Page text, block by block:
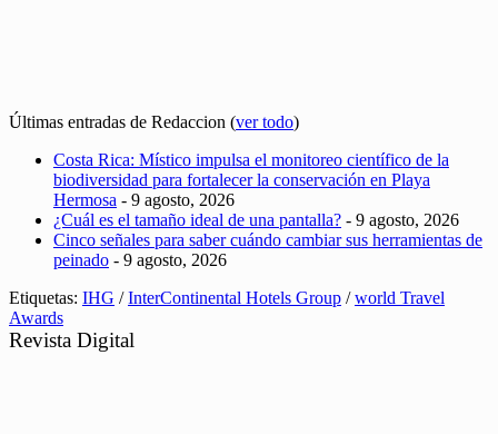
Últimas entradas de Redaccion (ver todo)
Costa Rica: Místico impulsa el monitoreo científico de la
biodiversidad para fortalecer la conservación en Playa
Hermosa - 9 agosto, 2026
¿Cuál es el tamaño ideal de una pantalla? - 9 agosto, 2026
Cinco señales para saber cuándo cambiar sus herramientas de
peinado - 9 agosto, 2026
Etiquetas: IHG /InterContinental Hotels Group /world Travel
Awards
Revista Digital